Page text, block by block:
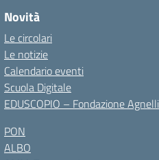
Novità
Le circolari
Le notizie
Calendario eventi
Scuola Digitale
EDUSCOPIO – Fondazione Agnelli
PON
ALBO